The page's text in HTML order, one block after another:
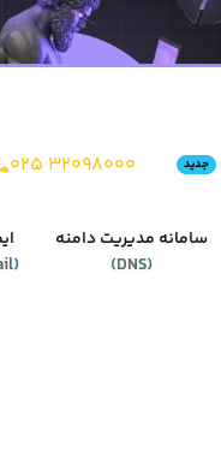
جدید ۰۲۵ ۳۲۰۹۸۰۰۰
(
سامانه مدیریت دامنه
(
DNS
)